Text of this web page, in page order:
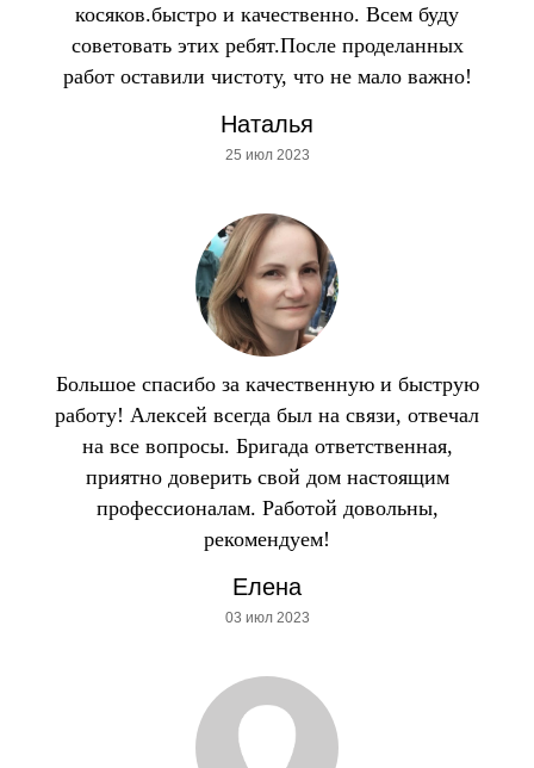
косяков.быстро и качественно. Всем буду
советовать этих ребят.После проделанных
работ оставили чистоту, что не мало важно!
Наталья
25 июл 2023
Большое спасибо за качественную и быструю
работу! Алексей всегда был на связи, отвечал
на все вопросы. Бригада ответственная,
приятно доверить свой дом настоящим
профессионалам. Работой довольны,
рекомендуем!
Елена
03 июл 2023